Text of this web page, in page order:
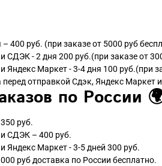
400 руб. (при заказе от 5000 руб
СДЭК - 2 дня 200 руб.(при заказе от
Яндекс Маркет - 3-4 дня 100 руб.(при
перед отправкой Сдэк, Яндекс Маркет
по России
руб.
СДЭК – 400 руб.
Яндекс Маркет - 3-5 дней 300 руб.
руб доставка по России бесплатно.